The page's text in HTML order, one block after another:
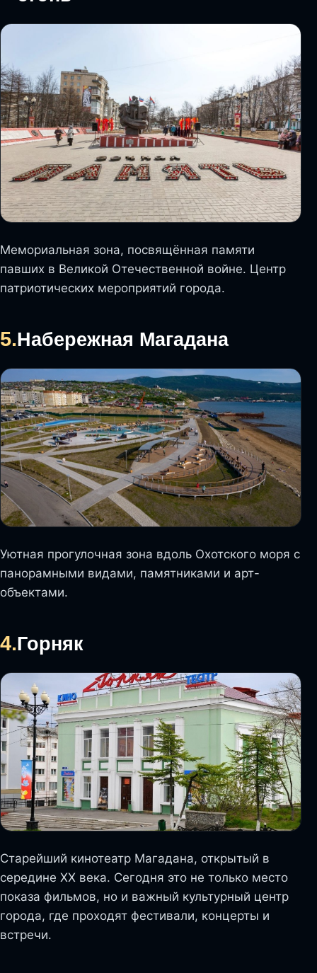
Мемориальная зона, посвящённая памяти
павших в Великой Отечественной войне. Центр
патриотических мероприятий города.
5.Набережная Магадана
Уютная прогулочная зона вдоль Охотского моря с
панорамными видами, памятниками и арт-
объектами.
4.Горняк
Старейший кинотеатр Магадана, открытый в
середине XX века. Сегодня это не только место
показа фильмов, но и важный культурный центр
города, где проходят фестивали, концерты и
встречи.